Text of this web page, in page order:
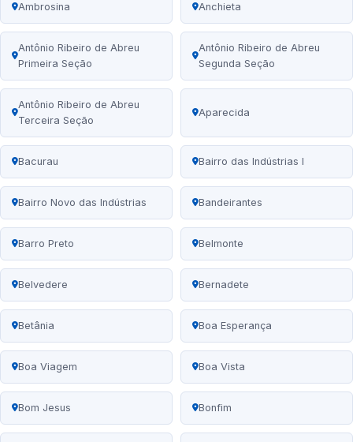
Ambrosina Anchieta
Antônio Ribeiro de Abreu
Primeira Seção
Antônio Ribeiro de Abreu
Segunda Seção
Antônio Ribeiro de Abreu
Terceira Seção
Aparecida
Bacurau Bairro das Indústrias I
Bairro Novo das Indústrias Bandeirantes
Barro Preto Belmonte
Belvedere Bernadete
Betânia Boa Esperança
Boa Viagem Boa Vista
Bom Jesus Bonfim